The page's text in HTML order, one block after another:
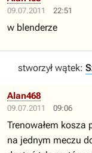
09.07.2011 22:51
w blenderze
stworzył wątek:
09.07.2011 09:06
Alan468
Trenowałem
na jednym meczu